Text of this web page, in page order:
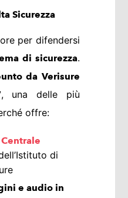
Sicurezza
per difendersi
di sicurezza.
da Verisure
, una delle più
offre:
Centrale
di
e audio in